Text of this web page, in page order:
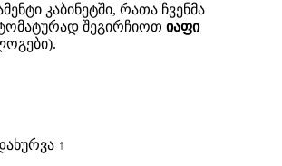
კაბინეტში, რათა ჩვენმა
შეგირჩიოთ იაფი
↑